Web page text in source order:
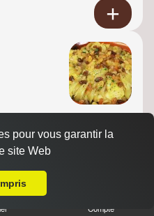
Compte
pour vous garantir la
site Web